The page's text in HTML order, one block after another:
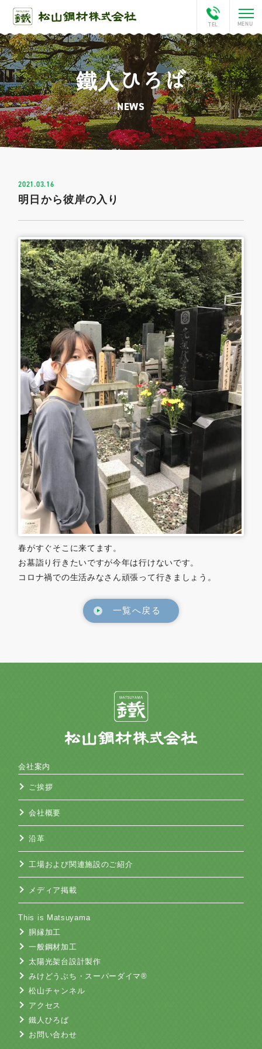
ホーム
会社案内
This is Matsuyama
鐵人ひろば
0479-57-3021
電話をかける
お問い合わせ
鐵人ひろば
NEWS
2021.03.16
明日から彼岸の入り
春がすぐそこに来てます。
お墓詣り行きたいですが今年は行けないです。
コロナ禍での生活みなさん頑張って行きましょう。
一覧へ戻る
会社案内
ご挨拶
会社概要
沿革
工場および関連施設のご紹介
メディア掲載
This is Matsuyama
胴縁加工
一般鋼材加工
太陽光架台設計製作
みけどうぶち・スーパーダイマ®
松山チャンネル
アクセス
鐵人ひろば
お問い合わせ